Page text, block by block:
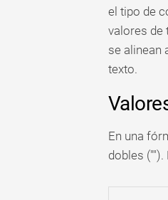
el tipo de
valores de
se alinean
texto.
En una
dobles